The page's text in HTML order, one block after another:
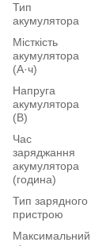
Тип
акумулятора
Місткість
акумулятора
(А·ч)
Напруга
акумулятора
(В)
Час
заряджання
акумулятора
(година)
Тип зарядного
пристрою
Максимальний